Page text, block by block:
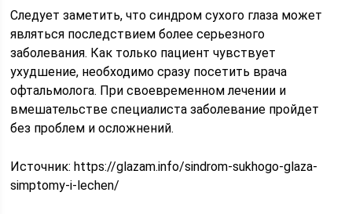
Следует заметить, что синдром сухого глаза может
являться последствием более серьезного
заболевания. Как только пациент чувствует
ухудшение, необходимо сразу посетить врача
офтальмолога. При своевременном лечении и
вмешательстве специалиста заболевание пройдет
без проблем и осложнений.
Источник:https://glazam.info/sindrom-sukhogo-glaza-
simptomy-i-lechen/